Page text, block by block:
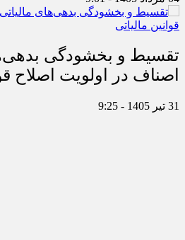
تقسیط و بخشودگی
اصناف در اولویت اصلاح
31 تیر 1405 - 9:25